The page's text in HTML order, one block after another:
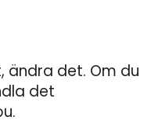
ändra det. Om du
det